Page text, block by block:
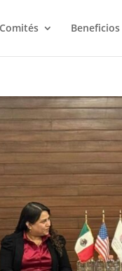
Beneficios